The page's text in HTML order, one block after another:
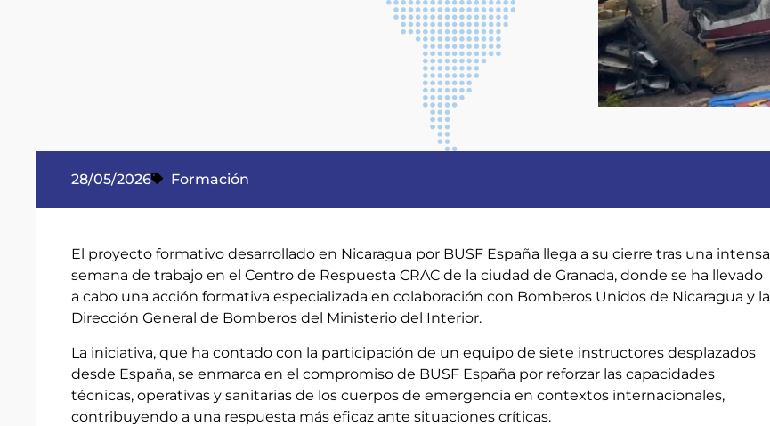
28/05/2026 Formación
El proyecto formativo desarrollado en Nicaragua por BUSF España llega a su cierre tras una intensa
semana de trabajo en el Centro de Respuesta CRAC de la ciudad de Granada, donde se ha llevado
a cabo una acción formativa especializada en colaboración con Bomberos Unidos de Nicaragua y la
Dirección General de Bomberos del Ministerio del Interior.
La iniciativa, que ha contado con la participación de un equipo de siete instructores desplazados
desde España, se enmarca en el compromiso de BUSF España por reforzar las capacidades
técnicas, operativas y sanitarias de los cuerpos de emergencia en contextos internacionales,
contribuyendo a una respuesta más eficaz ante situaciones críticas.